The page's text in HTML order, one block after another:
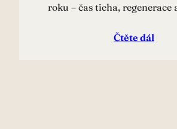
roku – čas ticha, regenerace
Čtěte dál